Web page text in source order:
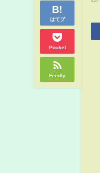
はてブ
Pocket
Feedly